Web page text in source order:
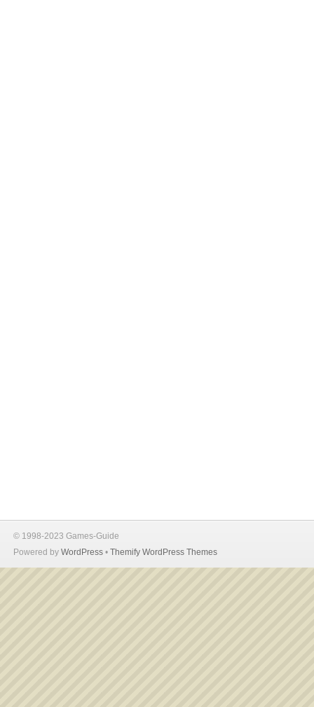
© 1998-2023 Games-Guide
Powered by WordPress • Themify WordPress Themes